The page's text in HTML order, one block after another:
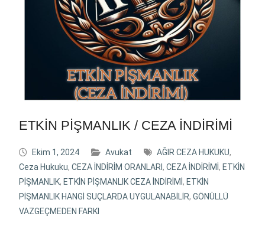
ETKİN PİŞMANLIK / CEZA İNDİRİMİ
Ekim 1, 2024 Avukat AĞIR CEZA HUKUKU,
Ceza Hukuku, CEZA İNDİRİM ORANLARI, CEZA İNDİRİMİ , ETKİN
PİŞMANLIK, ETKİN PİŞMANLIK CEZA İNDİRİMİ , ETKİN
PİŞMANLIK HANGİ SUÇLARDA UYGULANABİLİR, GÖNÜLLÜ
VAZGEÇMEDEN FARKI